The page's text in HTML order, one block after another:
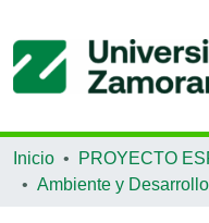
Inicio
Ambiente y Desarrollo